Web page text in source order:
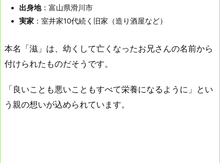
出身地：富山県滑川市
実家 ：室井家10代続く旧家（造り酒屋など）
本名「滋」は、幼くして亡くなったお兄さんの名前から
付けられたものだそうです。
「良いことも悪いこともすべて栄養になるように」とい
う親の想いが込められています。